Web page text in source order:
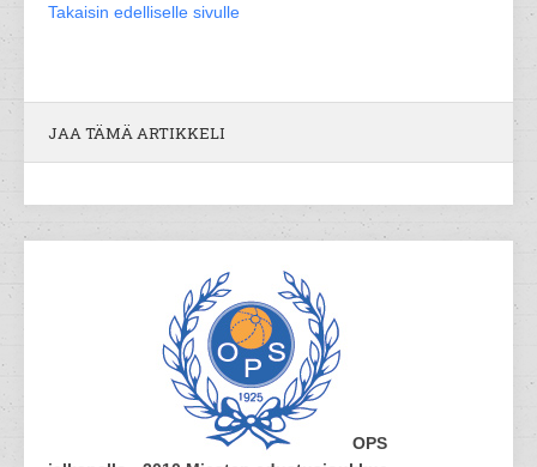
Takaisin edelliselle sivulle
JAA TÄMÄ ARTIKKELI
OPS